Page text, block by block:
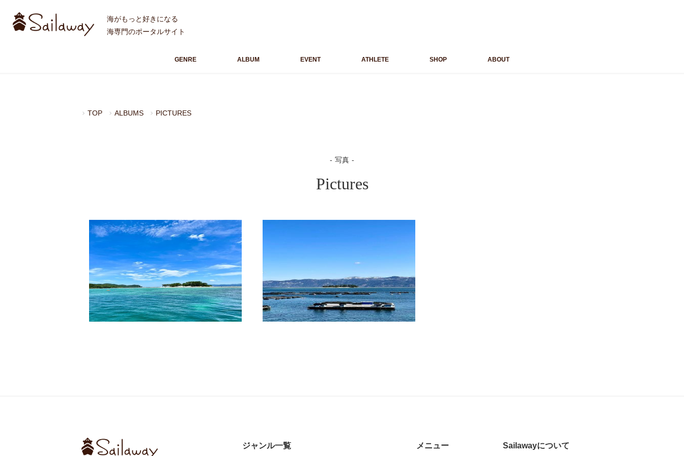
海がもっと好きになる
海専門のポータルサイト
GENRE ALBUM EVENT ATHLETE SHOP ABOUT
TOP ALBUMS PICTURES
写真
Pictures
ジャンル一覧 メニュー Sailawayについて